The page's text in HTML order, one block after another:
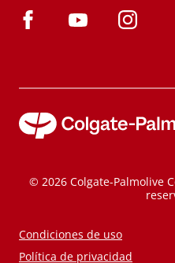
© 2026 Colgate-Palmolive
Condiciones de uso
Política de privacidad